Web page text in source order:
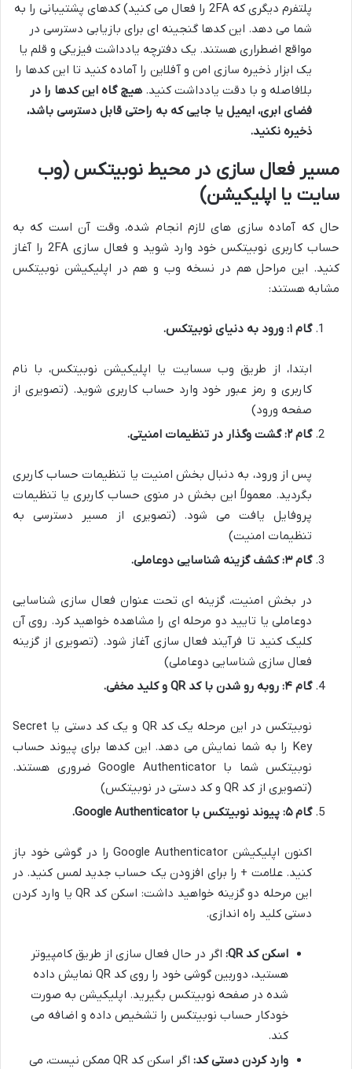
پلتفرم دیگری که 2FA را فعال می کنید) کدهای پشتیبانی را به
شما می دهد. این کدها گنجینه ای برای بازیابی دسترسی در
مواقع اضطراری هستند. یک دفترچه یادداشت فیزیکی و قلم یا
یک ابزار ذخیره سازی امن و آفلاین را آماده کنید تا این کدها را
بلافاصله و با دقت یادداشت کنید. هیچ گاه این کدها را در
فضای ابری، ایمیل یا جایی که به راحتی قابل دسترسی باشد،
ذخیره نکنید.
مسیر فعال سازی در محیط نوبیتکس (وب
سایت یا اپلیکیشن)
حال که آماده سازی های لازم انجام شده، وقت آن است که به
حساب کاربری نوبیتکس خود وارد شوید و فعال سازی 2FA را آغاز
کنید. این مراحل هم در نسخه وب و هم در اپلیکیشن نوبیتکس
مشابه هستند:
گام ۱: ورود به دنیای نوبیتکس.
ابتدا، از طریق وب سسایت یا اپلیکیشن نوبیتکس، با نام
کاربری و رمز عبور خود وارد حساب کاربری شوید. (تصویری از
صفحه ورود)
گام ۲: گشت وگذار در تنظیمات امنیتی.
پس از ورود، به دنبال بخش امنیت یا تنظیمات حساب کاربری
بگردید. معمولاً این بخش در منوی حساب کاربری یا تنظیمات
پروفایل یافت می شود. (تصویری از مسیر دسترسی به
تنظیمات امنیت)
گام ۳: کشف گزینه شناسایی دوعاملی.
در بخش امنیت، گزینه ای تحت عنوان فعال سازی شناسایی
دوعاملی یا تایید دو مرحله ای را مشاهده خواهید کرد. روی آن
کلیک کنید تا فرآیند فعال سازی آغاز شود. (تصویری از گزینه
فعال سازی شناسایی دوعاملی)
گام ۴: روبه رو شدن با کد QR و کلید مخفی.
نوبیتکس در این مرحله یک کد QR و یک کد دستی یا Secret
Key را به شما نمایش می دهد. این کدها برای پیوند حساب
نوبیتکس شما با Google Authenticator ضروری هستند.
(تصویری از کد QR و کد دستی در نوبیتکس)
گام ۵: پیوند نوبیتکس با Google Authenticator.
اکنون اپلیکیشن Google Authenticator را در گوشی خود باز
کنید. علامت + را برای افزودن یک حساب جدید لمس کنید. در
این مرحله دو گزینه خواهید داشت: اسکن کد QR یا وارد کردن
دستی کلید راه اندازی.
اسکن کد QR:
اگر در حال فعال سازی از طریق کامپیوتر
هستید، دوربین گوشی خود را روی کد QR نمایش داده
شده در صفحه نوبیتکس بگیرید. اپلیکیشن به صورت
خودکار حساب نوبیتکس را تشخیص داده و اضافه می
کند.
وارد کردن دستی کد:
اگر اسکن کد QR ممکن نیست، می